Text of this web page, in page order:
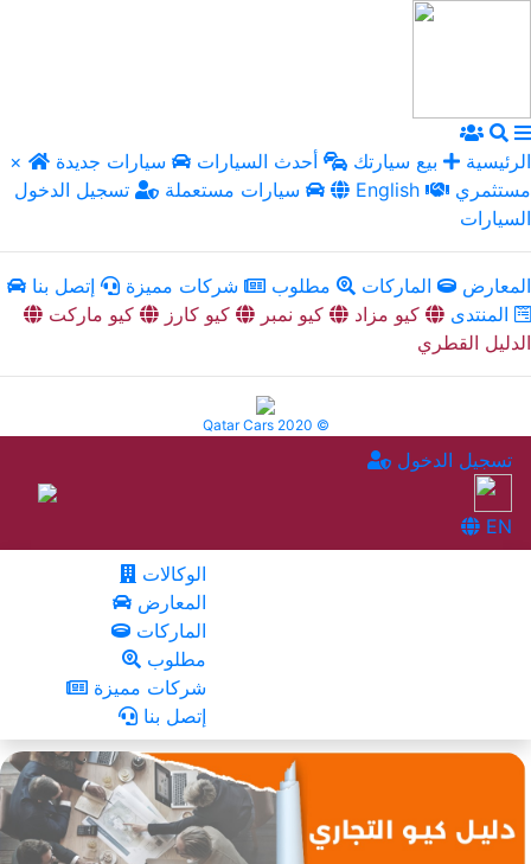
× الرئيسية بيع سيارتك أحدث السيارات
سيارات جديدة
سيارات مستعملة
تسجيل الدخول English
السيارات
المعارض الماركات مطلوب شركات مميزة
إتصل بنا
المنتدى
كيو مزاد كيو نمبر كيو كارز
كيو ماركت
الدليل القطري
Qatar Cars 2020 ©
تسجيل الدخول
EN
الوكالات
المعارض
الماركات
مطلوب
شركات مميزة
إتصل بنا